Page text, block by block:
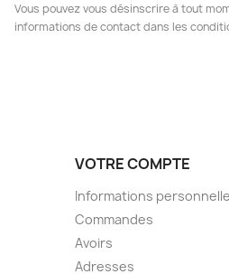
Vous pouvez vous désinscrire à tout
informations de contact dans les
VOTRE COMPTE
Informations
Commandes
Avoirs
Adresses